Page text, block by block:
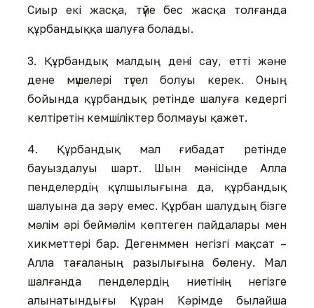
Сиыр екі жасқа, түйе бес жасқа толғанда
құрбандыққа шалуға болады.
3. Құрбандық малдың дені сау, етті және
дене мүшелері түгел болуы керек. Оның
бойында құрбандық ретінде шалуға кедергі
келтіретін кемшіліктер болмауы қажет.
4. Құрбандық мал ғибадат ретінде
бауыздалуы шарт. Шын мәнісінде Алла
пенделердің құлшылығына да, құрбандық
шалуына да зәру емес. Құрбан шалудың бізге
мәлім әрі беймәлім көптеген пайдалары мен
хикметтері бар. Дегенммен негізгі мақсат –
Алла тағаланың разылығына бөлену. Мал
шалғанда пенделердің ниетінің негізге
алынатындығы Құран Кәрімде былайша